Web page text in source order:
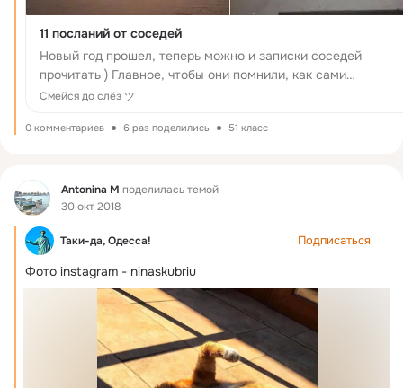
11 посланий от соседей
Новый год прошел, теперь можно и записки соседей
прочитать ) Главное, чтобы они помнили, как сами
праздновали и свои грешки ) Сегодня мы подобрали не
Смейся до слёз ツ
0 комментариев 6 раз поделились 51 класс
Antonina M поделилась темой
30 окт 2018
Таки-да, Одесса! Подписаться
Фото instagram - ninaskubriu